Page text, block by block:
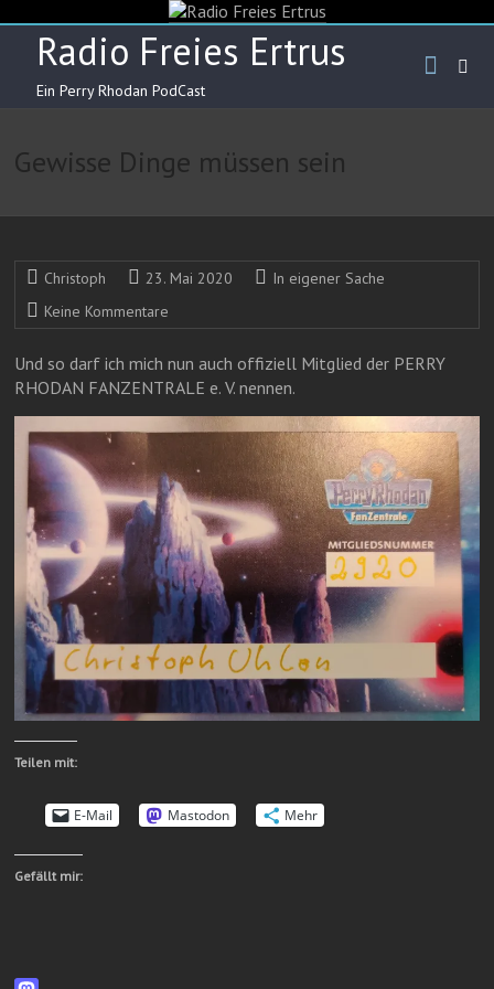
to
contentRadio Freies Ertrus
Ein Perry Rhodan PodCast
Gewisse Dinge müssen sein
Christoph 23. Mai 2020
In eigener Sache
Keine Kommentare
Und so darf ich mich nun auch offiziell Mitglied der PERRY
RHODAN FANZENTRALE e. V. nennen.
Teilen mit:
E-Mail Mastodon Mehr
Gefällt mir: